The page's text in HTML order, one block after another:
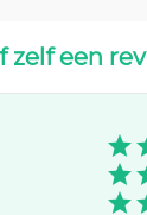
zelf een